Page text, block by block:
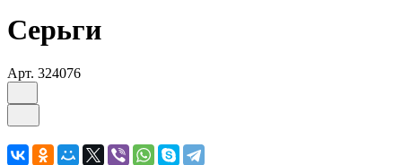
Серьги
Арт. 324076